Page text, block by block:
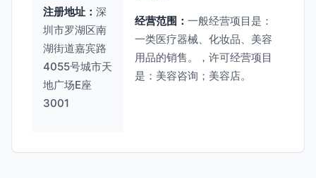
注册地址： 深
圳市罗湖区南
湖街道嘉宾路
4055号城市天
地广场E座
3001
经营范围： 一般经营项目是：
一类医疗器械、化妆品、美容
用品的销售。，许可经营项目
是：美容咨询；美容店。